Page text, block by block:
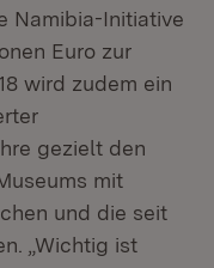
Namibia-Initiative
Euro zur
wird zudem ein
gezielt den
mit
und die seit
„Wichtig ist